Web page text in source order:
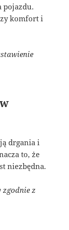
pojazdu.
komfort i
drgania i
to, że
niezbędna.
z